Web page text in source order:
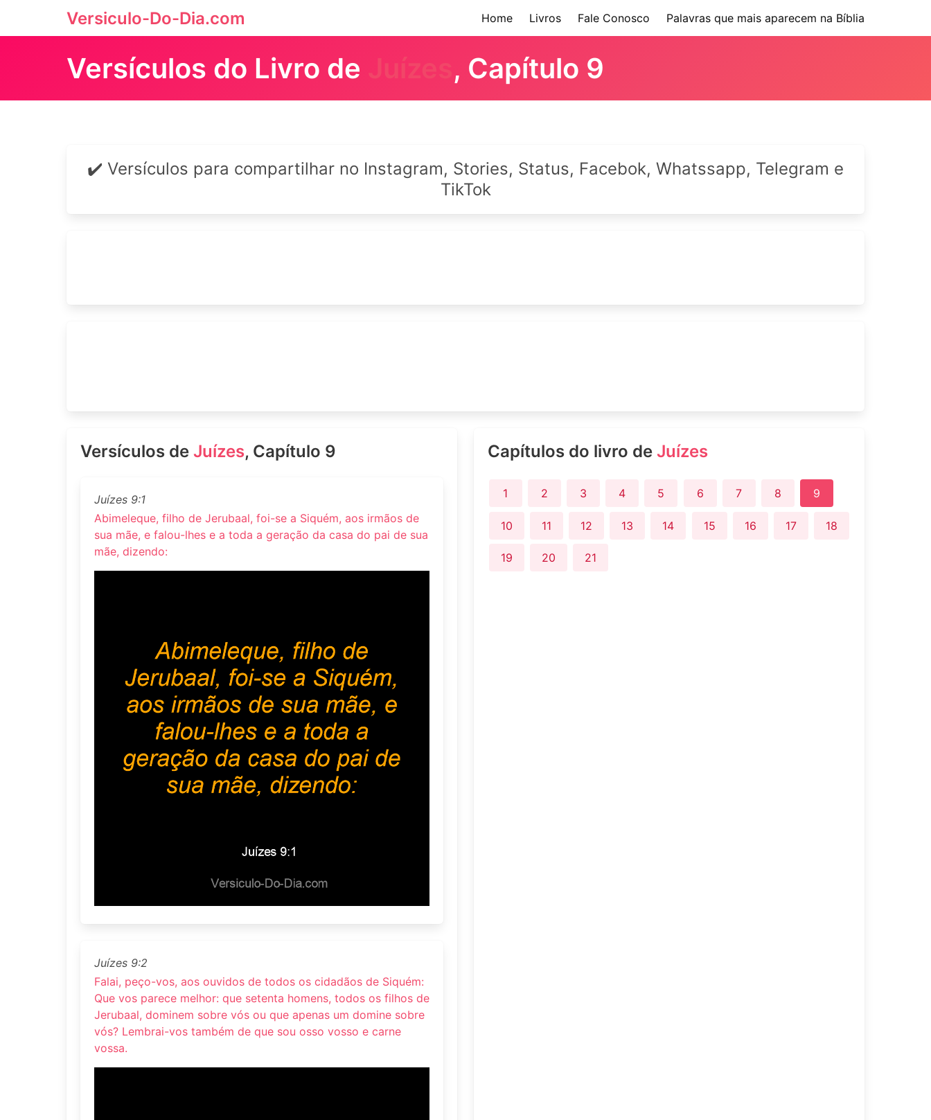
Versiculo-Do-Dia.com Home Livros Fale Conosco Palavras que mais aparecem na Bíblia
Versículos do Livro de Juízes , Capítulo 9
✔️ Versículos para compartilhar no Instagram, Stories, Status, Facebok, Whatssapp, Telegram e
TikTok
Versículos de Juízes, Capítulo 9
Juízes 9:1
Abimeleque, filho de Jerubaal, foi-se a Siquém, aos irmãos de
sua mãe, e falou-lhes e a toda a geração da casa do pai de sua
mãe, dizendo:
Juízes 9:2
Falai, peço-vos, aos ouvidos de todos os cidadãos de Siquém:
Que vos parece melhor: que setenta homens, todos os filhos de
Jerubaal, dominem sobre vós ou que apenas um domine sobre
vós? Lembrai-vos também de que sou osso vosso e carne
vossa.
Capítulos do livro de Juízes
1 2 3 4 5 6 7 8 9
10 11 12 13 14 15 16 17 18
19 20 21